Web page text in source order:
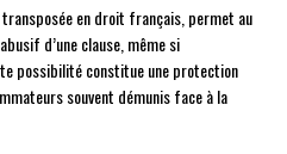
en droit français, permet au
d’une clause, même si
possibilité constitue une protection
souvent démunis face à la